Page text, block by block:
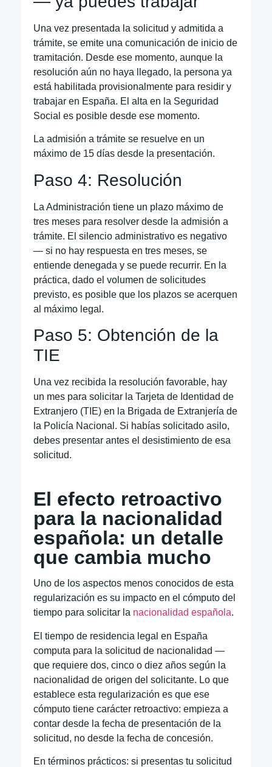
Una vez presentada la solicitud y admitida a
trámite, se emite una comunicación de inicio de
tramitación. Desde ese momento, aunque la
resolución aún no haya llegado, la persona ya
está habilitada provisionalmente para residir y
trabajar en España. El alta en la Seguridad
Social es posible desde ese momento.
La admisión a trámite se resuelve en un
máximo de 15 días desde la presentación.
Paso 4: Resolución
La Administración tiene un plazo máximo de
tres meses para resolver desde la admisión a
trámite. El silencio administrativo es negativo
— si no hay respuesta en tres meses, se
entiende denegada y se puede recurrir. En la
práctica, dado el volumen de solicitudes
previsto, es posible que los plazos se acerquen
al máximo legal.
Paso 5: Obtención de la
TIE
Una vez recibida la resolución favorable, hay
un mes para solicitar la Tarjeta de Identidad de
Extranjero (TIE) en la Brigada de Extranjería de
la Policía Nacional. Si habías solicitado asilo,
debes presentar antes el desistimiento de esa
solicitud.
El efecto retroactivo
para la nacionalidad
española: un detalle
que cambia mucho
Uno de los aspectos menos conocidos de esta
regularización es su impacto en el cómputo del
tiempo para solicitar la nacionalidad española.
El tiempo de residencia legal en España
computa para la solicitud de nacionalidad —
que requiere dos, cinco o diez años según la
nacionalidad de origen del solicitante. Lo que
establece esta regularización es que ese
cómputo tiene carácter retroactivo: empieza a
contar desde la fecha de presentación de la
solicitud, no desde la fecha de concesión.
En términos prácticos: si presentas tu solicitud